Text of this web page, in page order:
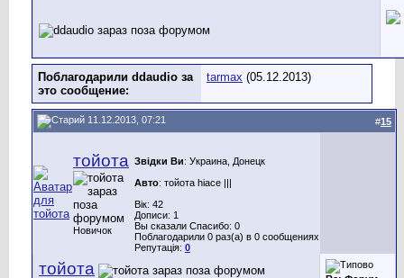
Поблагодарили ddaudio за
это сообщение:
tarmax (05.12.2013)
11.12.2013, 07:21 #15
тойота
Новичок
Звідки Ви: Украина, Донецк
Авто: тойота hiace |||
Вік: 42
Дописи: 1
Вы сказали Спасибо: 0
Поблагодарили 0 раз(а) в 0 сообщениях
Репутація: 0
тойота